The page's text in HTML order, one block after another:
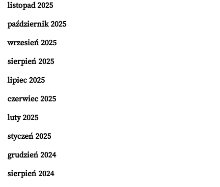
listopad 2025
październik 2025
wrzesień 2025
sierpień 2025
lipiec 2025
czerwiec 2025
luty 2025
styczeń 2025
grudzień 2024
sierpień 2024